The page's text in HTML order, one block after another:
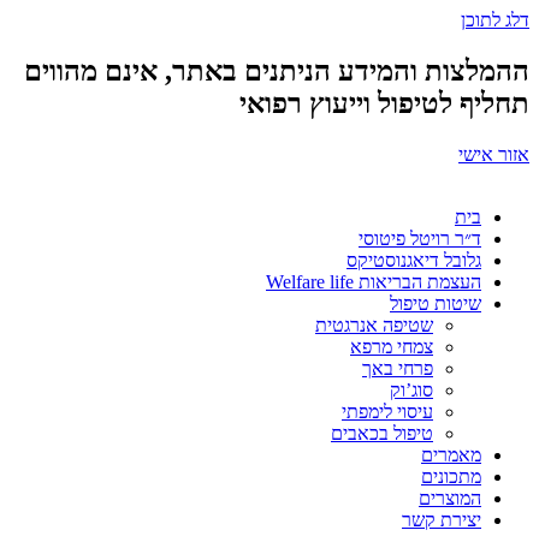
דלג לתוכן
ההמלצות והמידע הניתנים באתר, אינם מהווים
תחליף לטיפול וייעוץ רפואי
אזור אישי
בית
ד״ר רויטל פיטוסי
גלובל דיאגנוסטיקס
העצמת הבריאות Welfare life
שיטות טיפול
שטיפה אנרגטית
צמחי מרפא
פרחי באך
סוג’וק
עיסוי לימפתי
טיפול בכאבים
מאמרים
מתכונים
המוצרים
יצירת קשר